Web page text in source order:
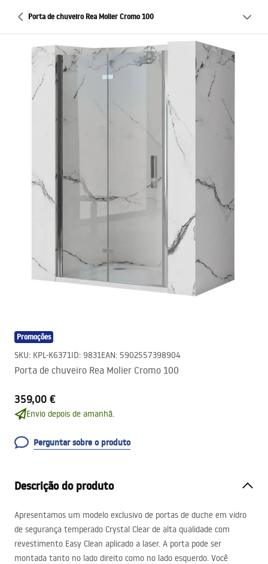
Porta de chuveiro Rea Molier Cromo 100
Promoções
SKU: KPL-K6371ID: 9831EAN: 5902557398904
Porta de chuveiro Rea Molier Cromo 100
359,00 €
Envio depois de amanhã.
Perguntar sobre o produto
Descrição do produto
Apresentamos um modelo exclusivo de portas de duche em vidro
de segurança temperado Crystal Clear de alta qualidade com
revestimento Easy Clean aplicado a laser. A porta pode ser
montada tanto no lado direito como no lado esquerdo. Você